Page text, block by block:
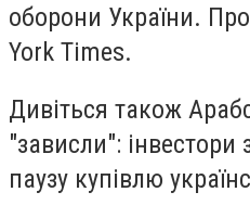
оборони України.
York Times.
Дивіться також
"зависли":
паузу купівлю